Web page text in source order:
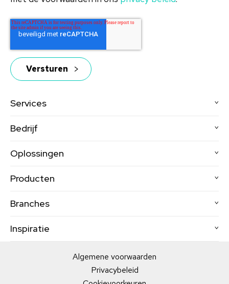
Services
Bedrijf
Oplossingen
Producten
Branches
Inspiratie
Algemene voorwaarden
Privacybeleid